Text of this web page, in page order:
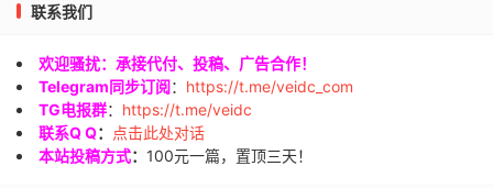
联系我们
欢迎骚扰：承接代付、投稿、广告合作！
Telegram同步订阅： https://t.me/veidc_com
TG电报群： https://t.me/veidc
联系Q Q：
点击此处对话
本站投稿方式： 100元一篇，置顶三天！